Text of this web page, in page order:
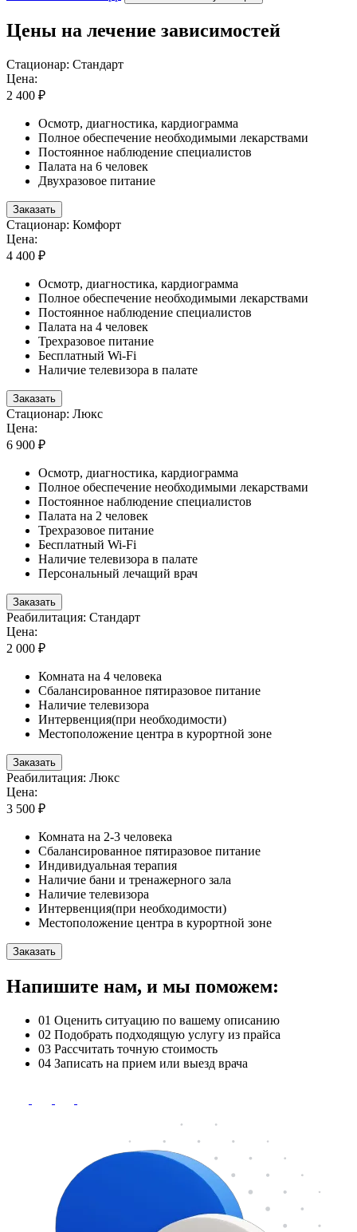
Цены на лечение зависимостей
Стационар: Стандарт
Цена:
2 400 ₽
Осмотр, диагностика, кардиограмма
Полное обеспечение необходимыми лекарствами
Постоянное наблюдение специалистов
Палата на 6 человек
Двухразовое питание
Заказать
Стационар: Комфорт
Цена:
4 400 ₽
Осмотр, диагностика, кардиограмма
Полное обеспечение необходимыми лекарствами
Постоянное наблюдение специалистов
Палата на 4 человек
Трехразовое питание
Бесплатный Wi-Fi
Наличие телевизора в палате
Заказать
Стационар: Люкс
Цена:
6 900 ₽
Осмотр, диагностика, кардиограмма
Полное обеспечение необходимыми лекарствами
Постоянное наблюдение специалистов
Палата на 2 человек
Трехразовое питание
Бесплатный Wi-Fi
Наличие телевизора в палате
Персональный лечащий врач
Заказать
Реабилитация: Стандарт
Цена:
2 000 ₽
Комната на 4 человека
Сбалансированное пятиразовое питание
Наличие телевизора
Интервенция(при необходимости)
Местоположение центра в курортной зоне
Заказать
Реабилитация: Люкс
Цена:
3 500 ₽
Комната на 2-3 человека
Сбалансированное пятиразовое питание
Индивидуальная терапия
Наличие бани и тренажерного зала
Наличие телевизора
Интервенция(при необходимости)
Местоположение центра в курортной зоне
Заказать
Напишите нам, и мы поможем:
01 Оценить ситуацию по вашему описанию
02 Подобрать подходящую услугу из прайса
03 Рассчитать точную стоимость
04 Записать на прием или выезд врача